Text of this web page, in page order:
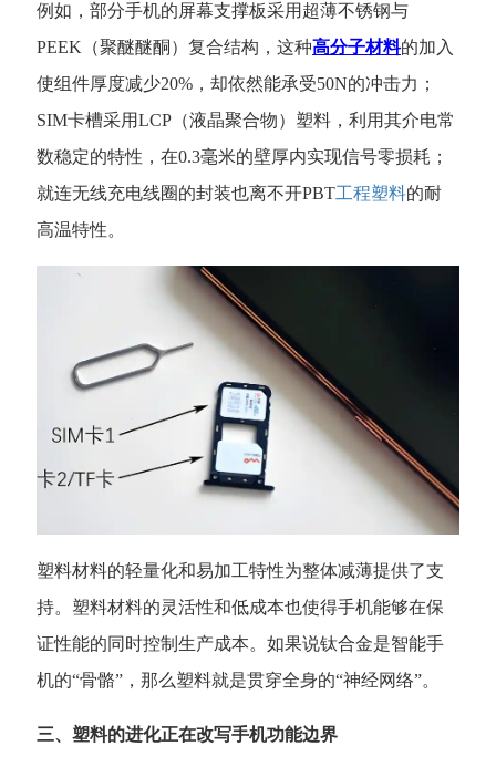
例如，部分手机的屏幕支撑板采用超薄不锈钢与
PEEK（聚醚醚酮）复合结构，这种高分子材料的加入
使组件厚度减少20%，却依然能承受50N的冲击力；
SIM卡槽采用LCP（液晶聚合物）塑料，利用其介电常
数稳定的特性，在0.3毫米的壁厚内实现信号零损耗；
就连无线充电线圈的封装也离不开PBT工程塑料的耐
高温特性。
塑料材料的轻量化和易加工特性为整体减薄提供了支
持。塑料材料的灵活性和低成本也使得手机能够在保
证性能的同时控制生产成本。如果说钛合金是智能手
机的“骨骼”，那么塑料就是贯穿全身的“神经网络”。
三、塑料的进化正在改写手机功能边界